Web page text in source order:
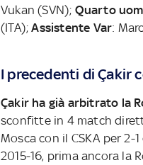
Vukan (SVN); Quarto
(ITA);Assistente Var:
I precedenti di Çakir
Çakir ha già arbitrato la
sconfitte in 4 match
Mosca con il CSKA per 2-
2015-16, prima ancora la